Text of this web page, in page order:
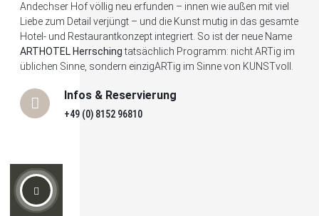
Andechser Hof völlig neu erfunden – innen wie außen mit viel
Liebe zum Detail verjüngt – und die Kunst mutig in das gesamte
Hotel- und Restaurantkonzept integriert. So ist der neue Name
ARTHOTEL Herrschingtatsächlich Programm: nicht ARTig im
üblichen Sinne, sondern einzigARTig im Sinne von KUNSTvoll.
Infos & Reservierung
+49 (0) 8152 96810